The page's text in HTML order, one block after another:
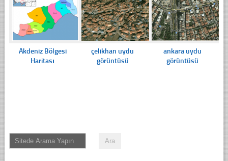
Akdeniz Bölgesi
Haritası
çelikhan uydu
görüntüsü
ankara uydu
görüntüsü